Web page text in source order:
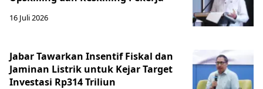
16 Juli 2026
Jabar Tawarkan Insentif Fiskal dan
Jaminan Listrik untuk Kejar Target
Investasi Rp314 Triliun